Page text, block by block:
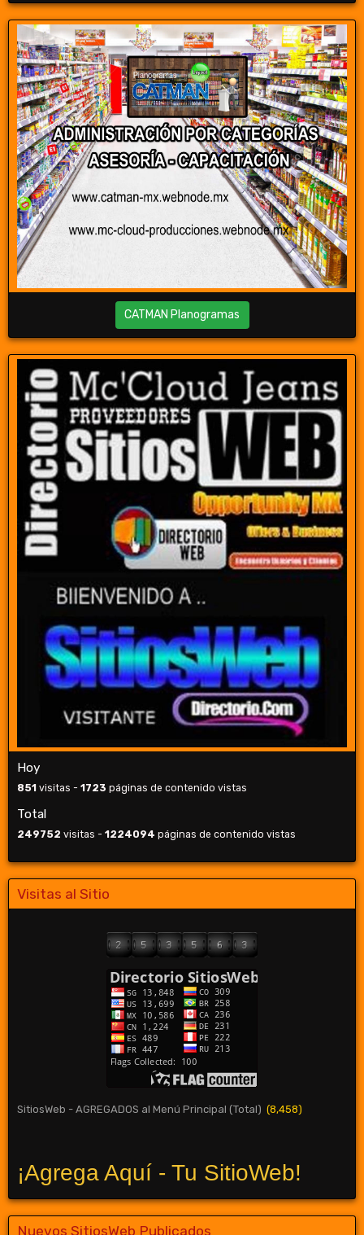
CATMAN Planogramas
Hoy
851 visitas - 1723 páginas de contenido vistas
Total
249752 visitas - 1224094 páginas de contenido vistas
Visitas al Sitio
SitiosWeb - AGREGADOS al Menú Principal (Total) (8,458)
¡Agrega Aquí - Tu SitioWeb!
Nuevos SitiosWeb Publicados